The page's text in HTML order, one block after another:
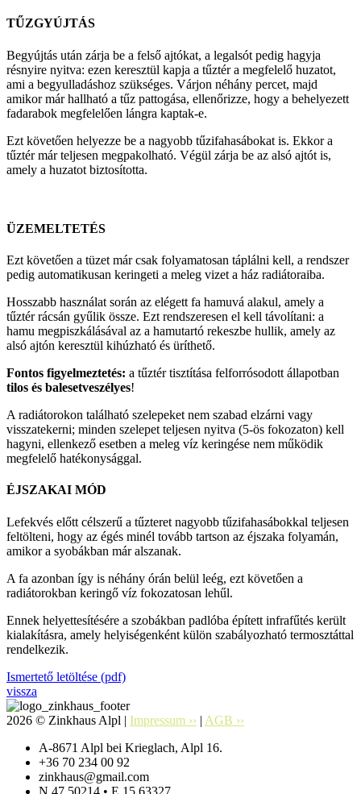
TŰZGYÚJTÁS
Begyújtás után zárja be a felső ajtókat, a legalsót pedig hagyja
résnyire nyitva: ezen keresztül kapja a tűztér a megfelelő huzatot,
ami a begyulladáshoz szükséges. Várjon néhány percet, majd
amikor már hallható a tűz pattogása, ellenőrizze, hogy a behelyezett
fadarabok megfelelően lángra kaptak-e.
Ezt követően helyezze be a nagyobb tűzifahasábokat is. Ekkor a
tűztér már teljesen megpakolható. Végül zárja be az alsó ajtót is,
amely a huzatot biztosította.
ÜZEMELTETÉS
Ezt követően a tüzet már csak folyamatosan táplálni kell, a rendszer
pedig automatikusan keringeti a meleg vizet a ház radiátoraiba.
Hosszabb használat során az elégett fa hamuvá alakul, amely a
tűztér rácsán gyűlik össze. Ezt rendszeresen el kell távolítani: a
hamu megpiszkálásával az a hamutartó rekeszbe hullik, amely az
alsó ajtón keresztül kihúzható és üríthető.
Fontos figyelmeztetés: a tűztér tisztítása felforrósodott állapotban
tilos és balesetveszélyes!
A radiátorokon található szelepeket nem szabad elzárni vagy
visszatekerni; minden szelepet teljesen nyitva (5-ös fokozaton) kell
hagyni, ellenkező esetben a meleg víz keringése nem működik
megfelelő hatékonysággal.
ÉJSZAKAI MÓD
Lefekvés előtt célszerű a tűzteret nagyobb tűzifahasábokkal teljesen
feltölteni, hogy az égés minél tovább tartson az éjszaka folyamán,
amikor a syobákban már alszanak.
A fa azonban így is néhány órán belül leég, ezt követően a
radiátorokban keringő víz fokozatosan lehűl.
Ennek helyettesítésére a szobákban padlóba épített infrafűtés került
kialakításra, amely helyiségenként külön szabályozható termosztáttal
rendelkezik.
Ismertető letöltése (pdf)
vissza
2026 © Zinkhaus Alpl | Impressum ›› | AGB ››
A-8671 Alpl bei Krieglach, Alpl 16.
+36 70 234 00 92
zinkhaus@gmail.com
N 47.50214 • E 15.63327